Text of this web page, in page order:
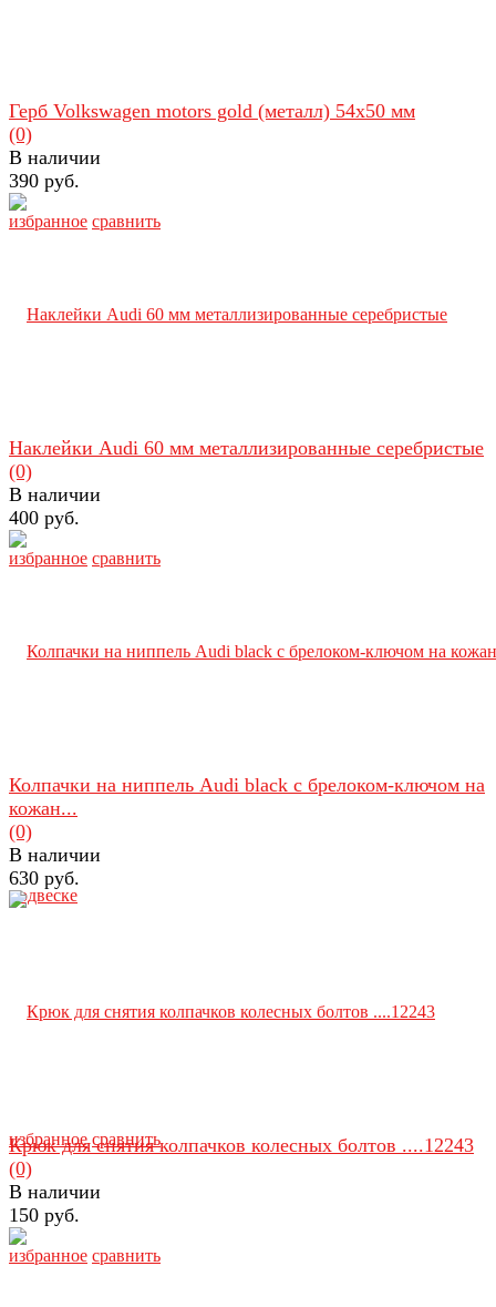
избранное сравнить
Герб Volkswagen motors gold (металл) 54х50 мм
(0)
В наличии
390 руб.
избранное сравнить
Наклейки Audi 60 мм металлизированные серебристые
(0)
В наличии
400 руб.
избранное сравнить
Колпачки на ниппель Audi black с брелоком-ключом на
кожан...
(0)
В наличии
630 руб.
избранное сравнить
Крюк для снятия колпачков колесных болтов ....12243
(0)
В наличии
150 руб.